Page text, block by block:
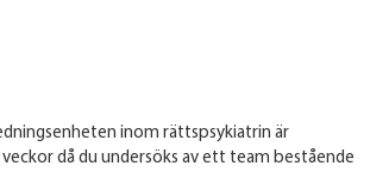
inom rättspsykiatrin är
då du undersöks av ett team bestående